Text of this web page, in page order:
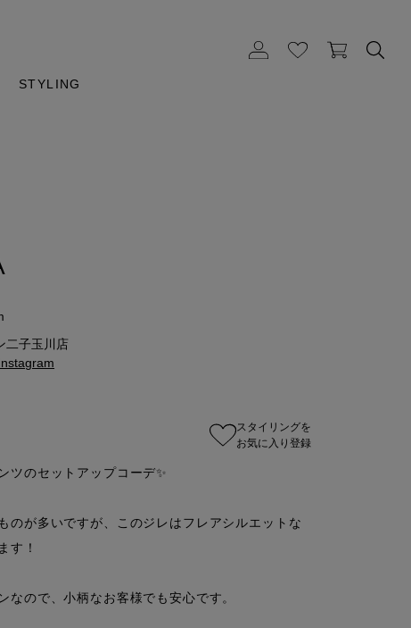
STYLING
二子玉川店
スタイリングを
お気に入り登録
ツのセットアップコーデ✨
のが多いですが、このジレはフレアシルエットな
す！
ので、小柄なお客様でも安心です。